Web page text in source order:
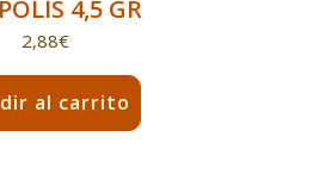
4,5 GR
2,88€
al carrito